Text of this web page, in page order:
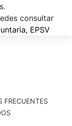
consultar
EPSV
FRECUENTES